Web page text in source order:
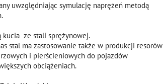
uwzględniając symulację naprężeń metodą
kucia ze stali sprężynowej.
stal ma zastosowanie także w produkcji resorów
i pierścieniowych do pojazdów
obciążeniach.